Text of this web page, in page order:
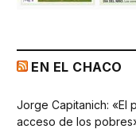
EN EL CHACO
Jorge Capitanich: «El
acceso de los